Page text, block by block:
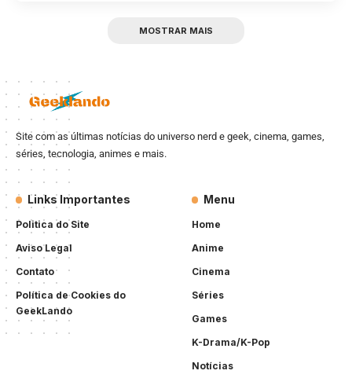
MOSTRAR MAIS
Site com as últimas notícias do universo nerd e geek, cinema, games,
séries, tecnologia, animes e mais.
Links Importantes
Politica do Site
Aviso Legal
Contato
Política de Cookies do
GeekLando
Menu
Home
Anime
Cinema
Séries
Games
K-Drama/K-Pop
Notícias